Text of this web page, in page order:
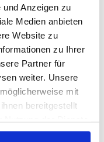
Anzeigen zu
Medien anbieten
Website zu
zu Ihrer
Partner für
weiter. Unsere
mit
bereitgestellt
Vielleicht
Walber Immobilien
– falls ja,
. Wir vereinbaren
unter anderem
sollten:
Ärzte etc.)
vor